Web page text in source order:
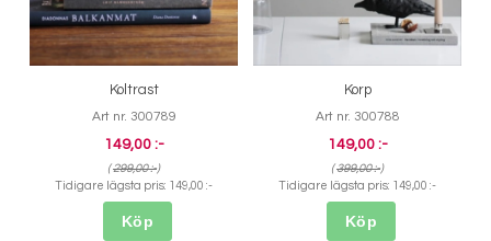
Koltrast
Art nr. 300789
149,00 :-
(299,00 :-)
Tidigare lägsta pris: 149,00 :-
Köp
Korp
Art nr. 300788
149,00 :-
(399,00 :-)
Tidigare lägsta pris: 149,00 :-
Köp